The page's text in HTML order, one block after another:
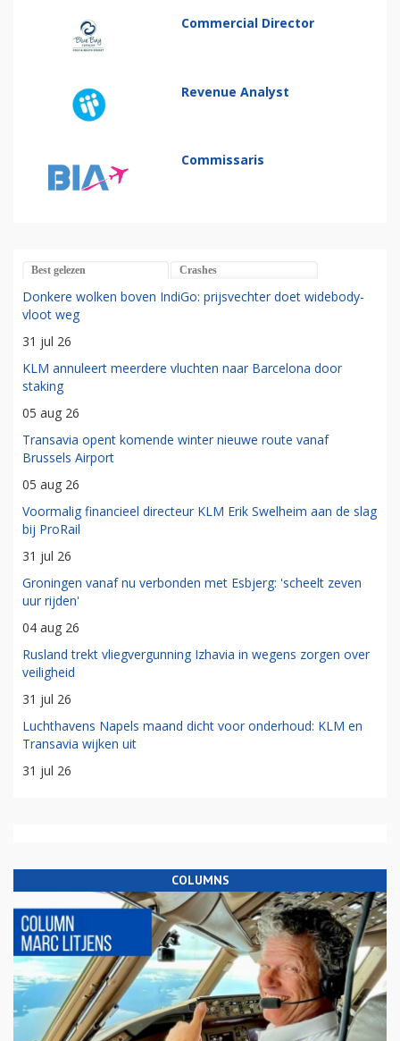
Commercial Director
Revenue Analyst
Commissaris
Best gelezen Crashes
Donkere wolken boven IndiGo: prijsvechter doet widebody-
vloot weg
31 jul 26
KLM annuleert meerdere vluchten naar Barcelona door
staking
05 aug 26
Transavia opent komende winter nieuwe route vanaf
Brussels Airport
05 aug 26
Voormalig financieel directeur KLM Erik Swelheim aan de slag
bij ProRail
31 jul 26
Groningen vanaf nu verbonden met Esbjerg: 'scheelt zeven
uur rijden'
04 aug 26
Rusland trekt vliegvergunning Izhavia in wegens zorgen over
veiligheid
31 jul 26
Luchthavens Napels maand dicht voor onderhoud: KLM en
Transavia wijken uit
31 jul 26
COLUMNS